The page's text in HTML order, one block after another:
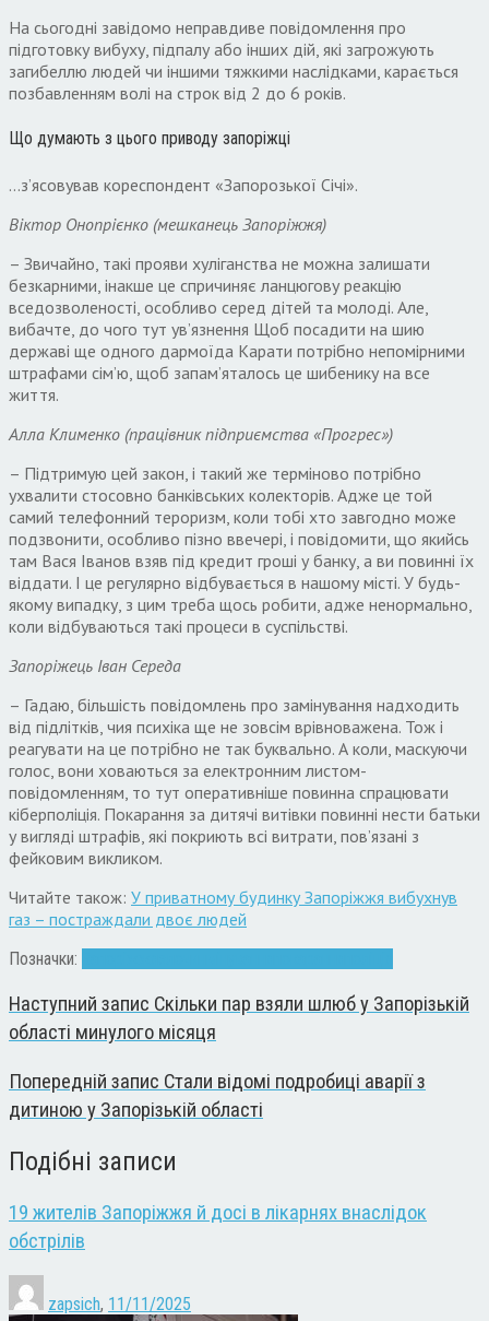
На сьогодні завідомо неправдиве повідомлення про
підготовку вибуху, підпалу або інших дій, які загрожують
загибеллю людей чи іншими тяжкими наслідками, карається
позбавленням волі на строк від 2 до 6 років.
Що думають з цього приводу запоріжці
…з’ясовував кореспондент «Запорозької Січі».
Віктор Онопрієнко (мешканець Запоріжжя)
– Звичайно, такі прояви хуліганства не можна залишати
безкарними, інакше це спричиняє ланцюгову реакцію
вседозволеності, особливо серед дітей та молоді. Але,
вибачте, до чого тут ув’язнення Щоб посадити на шию
державі ще одного дармоїда Карати потрібно непомірними
штрафами сім’ю, щоб запам’яталось це шибенику на все
життя.
Алла Клименко (працівник підприємства «Прогрес»)
– Підтримую цей закон, і такий же терміново потрібно
ухвалити стосовно банківських колекторів. Адже це той
самий телефонний тероризм, коли тобі хто завгодно може
подзвонити, особливо пізно ввечері, і повідомити, що якийсь
там Вася Іванов взяв під кредит гроші у банку, а ви повинні їх
віддати. І це регулярно відбувається в нашому місті. У будь-
якому випадку, з цим треба щось робити, адже ненормально,
коли відбуваються такі процеси в суспільстві.
Запоріжець Іван Середа
– Гадаю, більшість повідомлень про замінування надходить
від підлітків, чия психіка ще не зовсім врівноважена. Тож і
реагувати на це потрібно не так буквально. А коли, маскуючи
голос, вони ховаються за електронним листом-
повідомленням, то тут оперативніше повинна спрацювати
кіберполіція. Покарання за дитячі витівки повинні нести батьки
у вигляді штрафів, які покриють всі витрати, пов’язані з
фейковим викликом.
Читайте також: У приватному будинку Запоріжжя вибухнув
газ – постраждали двоє людей
Позначки:
Наступний запис Скільки пар взяли шлюб у Запорізькій
області минулого місяця
Попередній запис Стали відомі подробиці аварії з
дитиною у Запорізькій області
Подібні записи
19 жителів Запоріжжя й досі в лікарнях внаслідок
обстрілів
zapsich, 11/11/2025